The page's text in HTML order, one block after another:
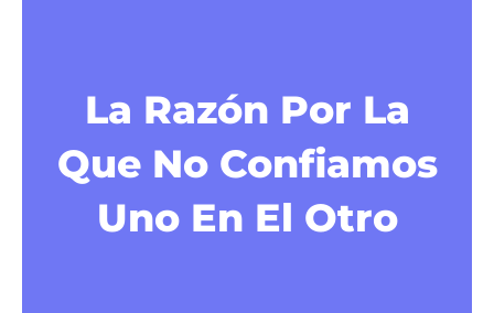
La Razón Por La
Que No Confiamos
Uno En El Otro